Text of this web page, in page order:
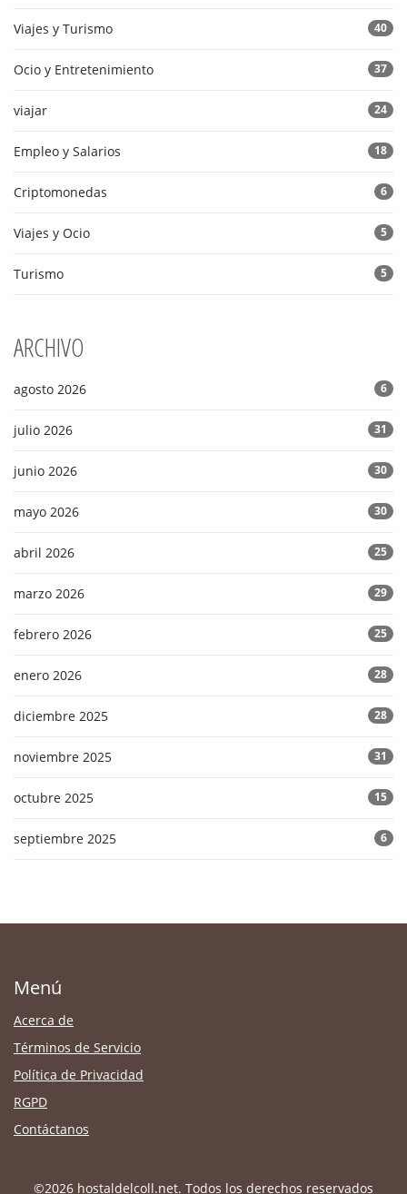
Viajes y Turismo 40
Ocio y Entretenimiento 37
viajar 24
Empleo y Salarios 18
Criptomonedas 6
Viajes y Ocio 5
Turismo 5
ARCHIVO
agosto 2026 6
julio 2026 31
junio 2026 30
mayo 2026 30
abril 2026 25
marzo 2026 29
febrero 2026 25
enero 2026 28
diciembre 2025 28
noviembre 2025 31
octubre 2025 15
septiembre 2025 6
Menú
Acerca de
Términos de Servicio
Política de Privacidad
RGPD
Contáctanos
©2026 hostaldelcoll.net. Todos los derechos reservados